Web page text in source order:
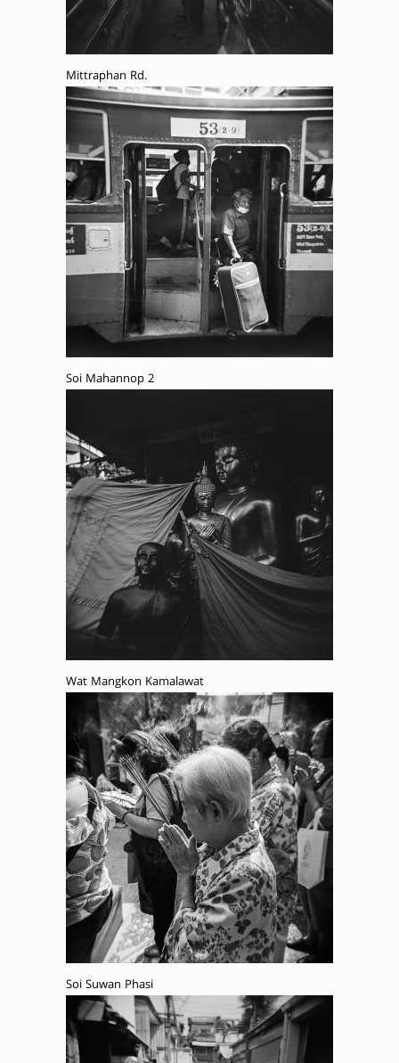
Mittraphan Rd.
Soi Mahannop 2
Wat Mangkon Kamalawat
Soi Suwan Phasi